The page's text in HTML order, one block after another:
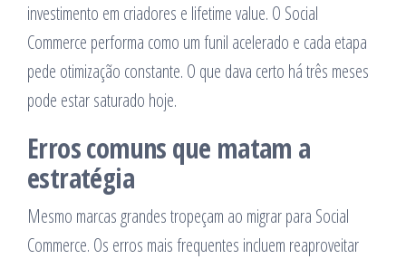
investimento em criadores e lifetime value. O Social
Commerce performa como um funil acelerado e cada etapa
pede otimização constante. O que dava certo há três meses
pode estar saturado hoje.
Erros comuns que matam a
estratégia
Mesmo marcas grandes tropeçam ao migrar para Social
Commerce. Os erros mais frequentes incluem reaproveitar